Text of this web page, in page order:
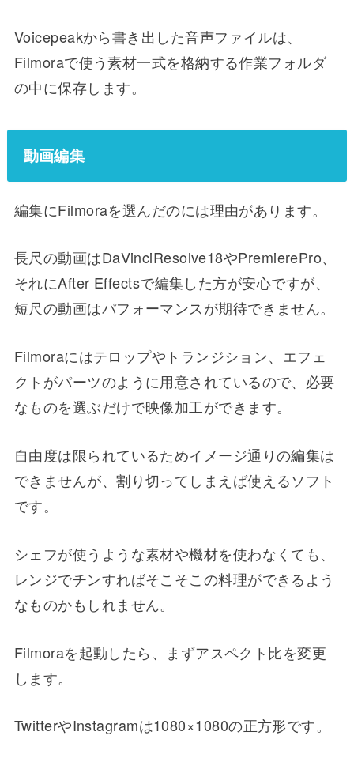
Voicepeakから書き出した音声ファイルは、
Filmoraで使う素材一式を格納する作業フォルダ
の中に保存します。
動画編集
編集にFilmoraを選んだのには理由があります。
長尺の動画はDaVinciResolve18やPremierePro、
それにAfter Effectsで編集した方が安心ですが、
短尺の動画はパフォーマンスが期待できません。
Filmoraにはテロップやトランジション、エフェ
クトがパーツのように用意されているので、必要
なものを選ぶだけで映像加工ができます。
自由度は限られているためイメージ通りの編集は
できませんが、割り切ってしまえば使えるソフト
です。
シェフが使うような素材や機材を使わなくても、
レンジでチンすればそこそこの料理ができるよう
なものかもしれません。
Filmoraを起動したら、まずアスペクト比を変更
します。
TwitterやInstagramは1080×1080の正方形です。